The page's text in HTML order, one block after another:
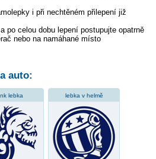
i při nechtěném přilepení již
po celou dobu lepení postupujte opatrně
nebo na namáhané místo
auto:
lebka lebka v helmě